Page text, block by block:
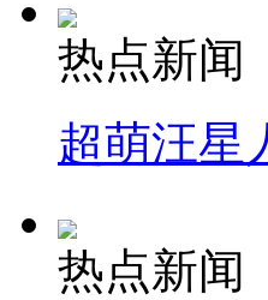
热点新闻
超萌汪星
热点新闻